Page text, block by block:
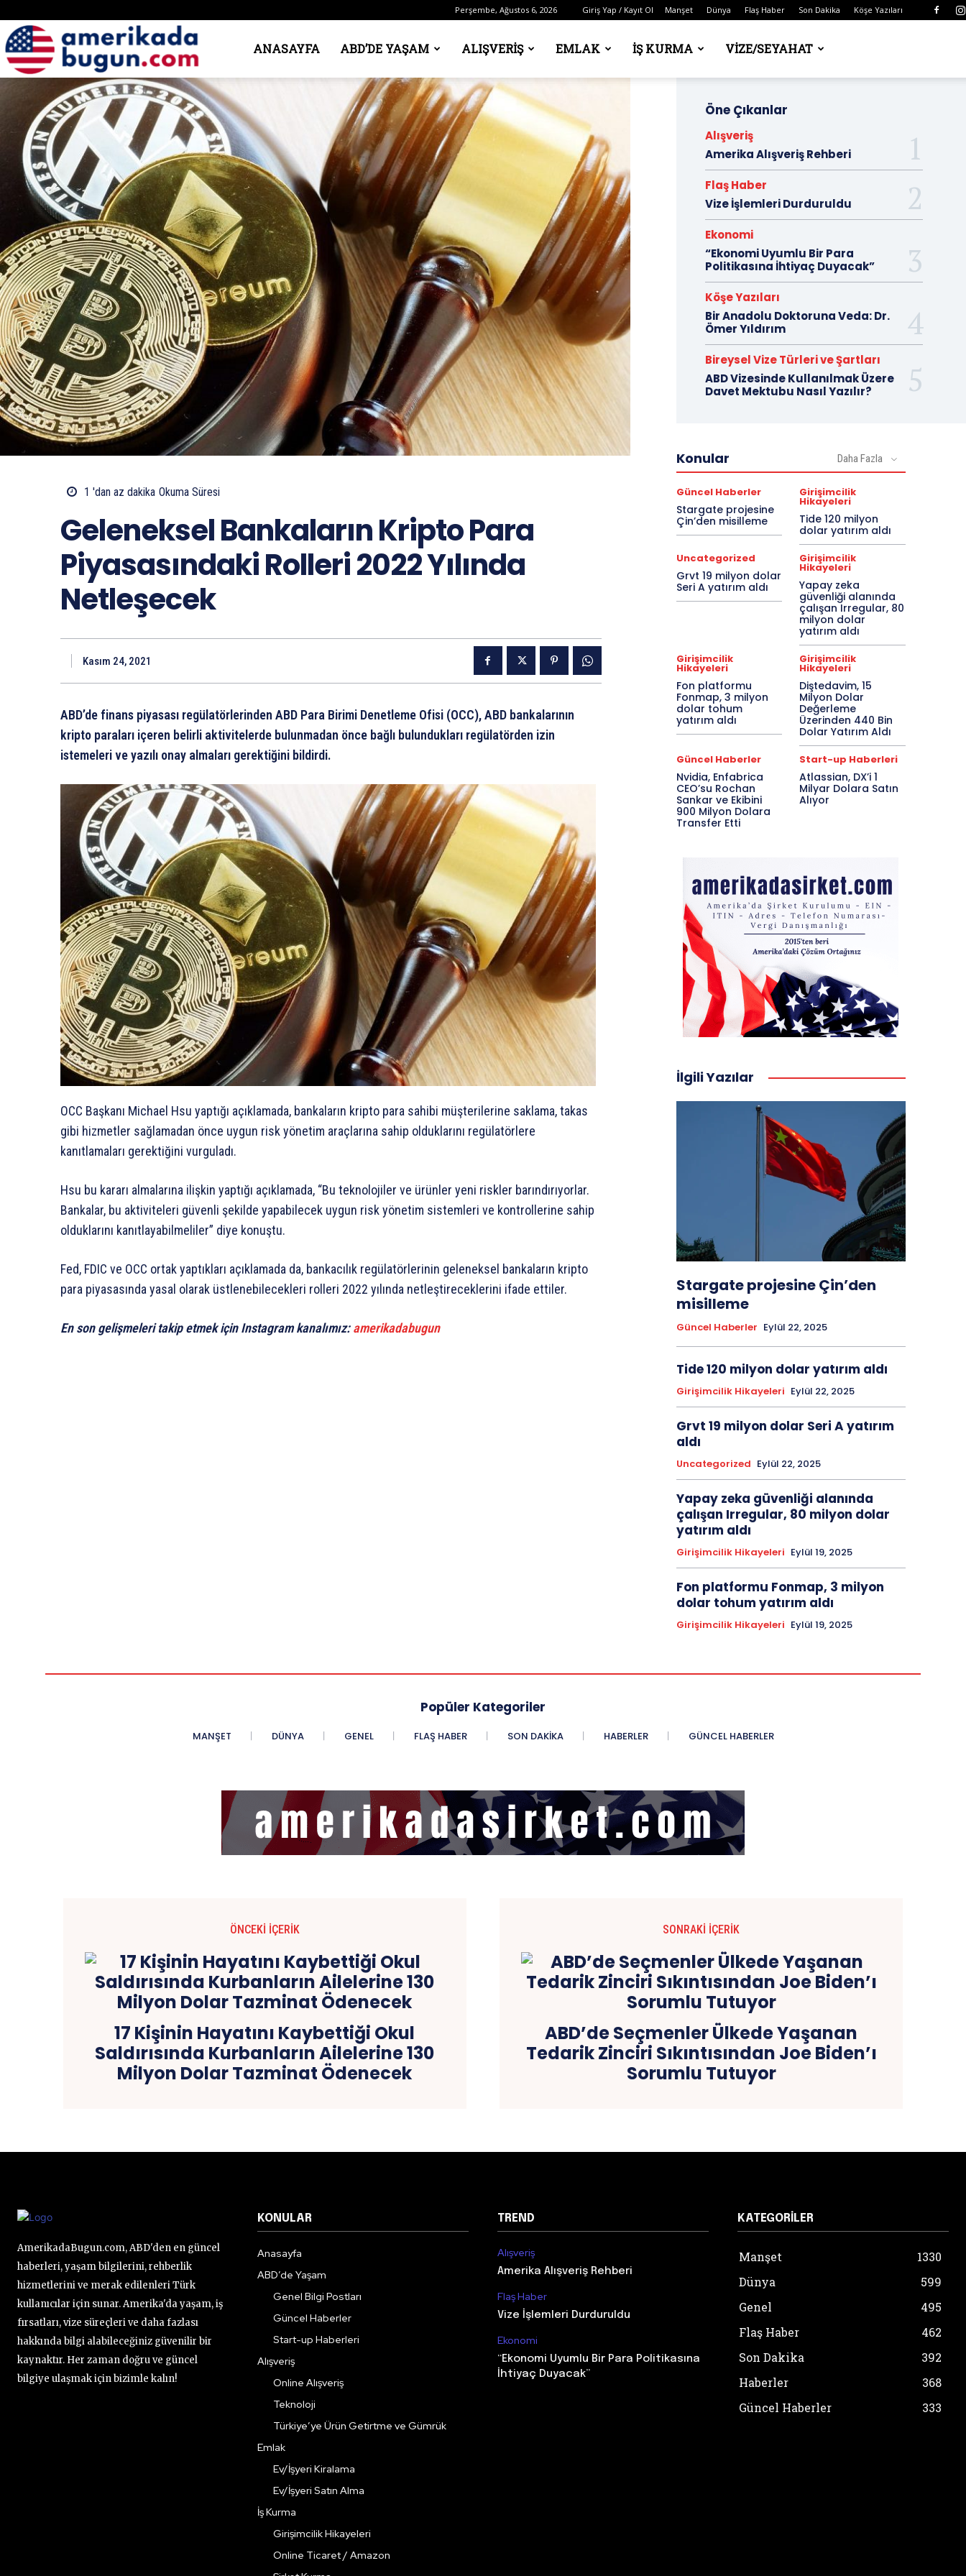
Perşembe, Ağustos 6, 2026 Giriş Yap / Kayıt Ol Manşet Dünya Flaş Haber Son Dakika Köşe Yazıları
Amerika’da
Bugün
ANASAYFA ABD’DE YAŞAM ALIŞVERIŞ EMLAK İŞ KURMA VIZE/SEYAHAT
1 'dan az dakika Okuma Süresi
Geleneksel Bankaların Kripto Para
Piyasasındaki Rolleri 2022 Yılında
Netleşecek
Kasım 24, 2021
ABD’de finans piyasası regülatörlerinden ABD Para Birimi Denetleme Ofisi (OCC), ABD bankalarının
kripto paraları içeren belirli aktivitelerde bulunmadan önce bağlı bulundukları regülatörden izin
istemeleri ve yazılı onay almaları gerektiğini bildirdi.
OCC Başkanı Michael Hsu yaptığı açıklamada, bankaların kripto para sahibi müşterilerine saklama, takas
gibi hizmetler sağlamadan önce uygun risk yönetim araçlarına sahip olduklarını regülatörlere
kanıtlamaları gerektiğini vurguladı.
Hsu bu kararı almalarına ilişkin yaptığı açıklamada, “Bu teknolojiler ve ürünler yeni riskler barındırıyorlar.
Bankalar, bu aktiviteleri güvenli şekilde yapabilecek uygun risk yönetim sistemleri ve kontrollerine sahip
olduklarını kanıtlayabilmeliler” diye konuştu.
Fed, FDIC ve OCC ortak yaptıkları açıklamada da, bankacılık regülatörlerinin geleneksel bankaların kripto
para piyasasında yasal olarak üstlenebilecekleri rolleri 2022 yılında netleştireceklerini ifade ettiler.
En son gelişmeleri takip etmek için Instagram kanalımız:amerikadabugun
Öne Çıkanlar
Alışveriş
Amerika Alışveriş Rehberi
Flaş Haber
Vize İşlemleri Durduruldu
Ekonomi
“Ekonomi Uyumlu Bir Para
Politikasına İhtiyaç Duyacak”
Köşe Yazıları
Bir Anadolu Doktoruna Veda: Dr.
Ömer Yıldırım
Bireysel Vize Türleri ve Şartları
ABD Vizesinde Kullanılmak Üzere
Davet Mektubu Nasıl Yazılır?
Konular Daha Fazla
Güncel Haberler
Stargate projesine
Çin’den misilleme
Girişimcilik
Hikayeleri
Tide 120 milyon
dolar yatırım aldı
Uncategorized
Grvt 19 milyon dolar
Seri A yatırım aldı
Girişimcilik
Hikayeleri
Yapay zeka
güvenliği alanında
çalışan Irregular, 80
milyon dolar
yatırım aldı
Girişimcilik
Hikayeleri
Fon platformu
Fonmap, 3 milyon
dolar tohum
yatırım aldı
Girişimcilik
Hikayeleri
Diştedavim, 15
Milyon Dolar
Değerleme
Üzerinden 440 Bin
Dolar Yatırım Aldı
Güncel Haberler
Nvidia, Enfabrica
CEO’su Rochan
Sankar ve Ekibini
900 Milyon Dolara
Transfer Etti
Start-up Haberleri
Atlassian, DX’i 1
Milyar Dolara Satın
Alıyor
İlgili Yazılar
Stargate projesine Çin’den
misilleme
Güncel Haberler Eylül 22, 2025
Tide 120 milyon dolar yatırım aldı
Girişimcilik Hikayeleri Eylül 22, 2025
Grvt 19 milyon dolar Seri A yatırım
aldı
Uncategorized Eylül 22, 2025
Yapay zeka güvenliği alanında
çalışan Irregular, 80 milyon dolar
yatırım aldı
Girişimcilik Hikayeleri Eylül 19, 2025
Fon platformu Fonmap, 3 milyon
dolar tohum yatırım aldı
Girişimcilik Hikayeleri Eylül 19, 2025
Popüler Kategoriler
MANŞET DÜNYA GENEL FLAŞ HABER SON DAKIKA HABERLER GÜNCEL HABERLER
ÖNCEKI İÇERIK
17 Kişinin Hayatını Kaybettiği Okul
Saldırısında Kurbanların Ailelerine 130
Milyon Dolar Tazminat Ödenecek
SONRAKI İÇERIK
ABD’de Seçmenler Ülkede Yaşanan
Tedarik Zinciri Sıkıntısından Joe Biden’ı
Sorumlu Tutuyor
AmerikadaBugun.com, ABD'den en güncel
haberleri, yaşam bilgilerini, rehberlik
hizmetlerini ve merak edilenleri Türk
kullanıcılar için sunar. Amerika'da yaşam, iş
fırsatları, vize süreçleri ve daha fazlası
hakkında bilgi alabileceğiniz güvenilir bir
kaynaktır. Her zaman doğru ve güncel
bilgiye ulaşmak için bizimle kalın!
KONULAR
Anasayfa
ABD’de Yaşam
Genel Bilgi Postları
Güncel Haberler
Start-up Haberleri
Alışveriş
Online Alışveriş
Teknoloji
Türkiye’ye Ürün Getirtme ve Gümrük
Emlak
Ev/İşyeri Kiralama
Ev/İşyeri Satın Alma
İş Kurma
Girişimcilik Hikayeleri
Online Ticaret / Amazon
TREND
Alışveriş
Amerika Alışveriş Rehberi
Flaş Haber
Vize İşlemleri Durduruldu
Ekonomi
“Ekonomi Uyumlu Bir Para Politikasına
İhtiyaç Duyacak”
KATEGORILER
Manşet
1330
Dünya
599
Genel
495
Flaş Haber
462
Son Dakika
392
Haberler
368
Güncel Haberler
333